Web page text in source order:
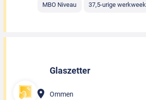
MBO Niveau 37,5-urige werkweek
Glaszetter
Ommen